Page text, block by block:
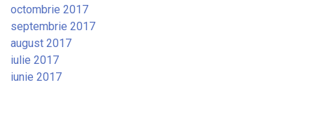
octombrie 2017
septembrie 2017
august 2017
iulie 2017
iunie 2017